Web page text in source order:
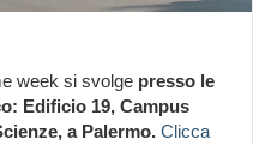
week si svolge presso le
Edificio 19, Campus
a Palermo. Clicca